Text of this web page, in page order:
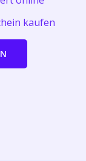
kaufen